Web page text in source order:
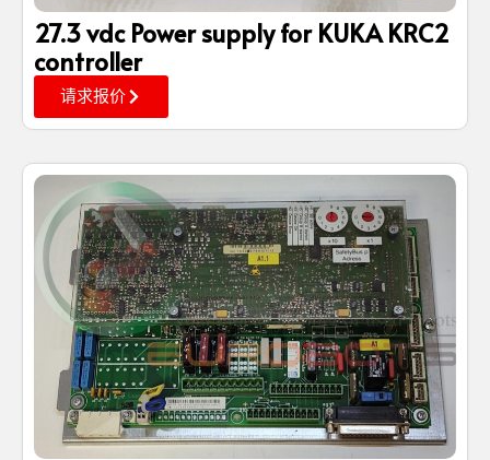
27.3 vdc Power supply for KUKA KRC2
controller
请求报价